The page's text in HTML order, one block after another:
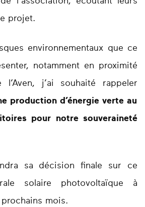
projet.
environnementaux que ce
notamment en proximité
j’ai souhaité rappeler
production d’énergie verte au
pour notre souveraineté
sa décision finale sur ce
solaire photovoltaïque à
mois.